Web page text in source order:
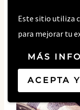
Este sitio utiliza
para mejorar tu
MÁS
ACEPTA